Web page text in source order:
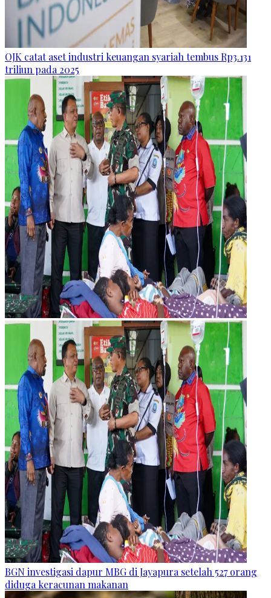
OJK catat aset industri keuangan syariah tembus Rp3.131
triliun pada 2025
BGN investigasi dapur MBG di Jayapura setelah 527 orang
diduga keracunan makanan